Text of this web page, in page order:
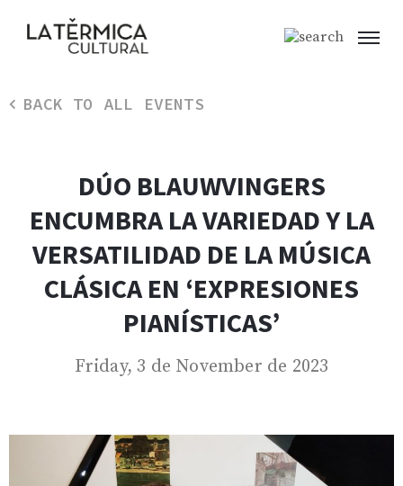
BACK TO ALL EVENTS
DÚO BLAUWVINGERS
ENCUMBRA LA VARIEDAD Y LA
VERSATILIDAD DE LA MÚSICA
CLÁSICA EN ‘EXPRESIONES
PIANÍSTICAS’
Friday, 3 de November de 2023